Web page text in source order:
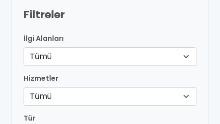
Filtreler
İlgi Alanları
Tümü
Hizmetler
Tümü
Tür